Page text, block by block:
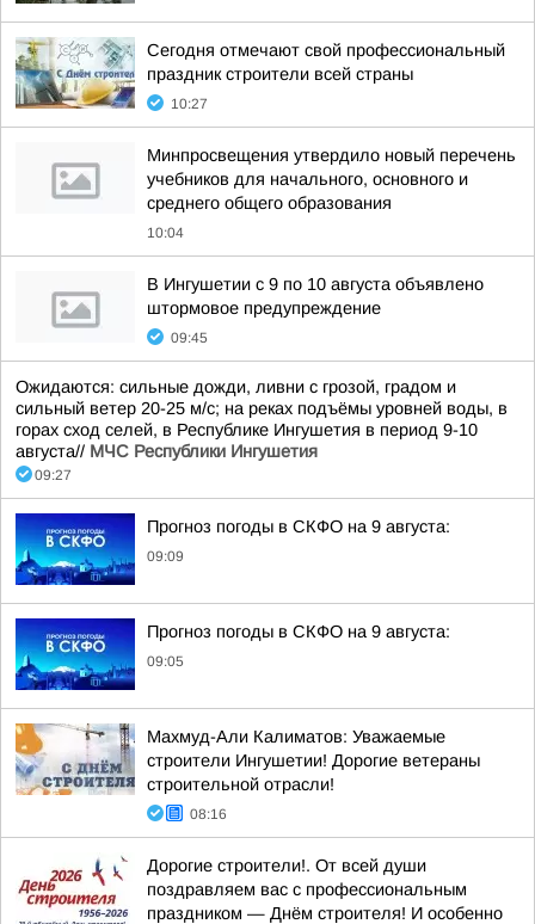
Сегодня отмечают свой профессиональный
праздник строители всей страны
10:27
Минпросвещения утвердило новый перечень
учебников для начального, основного и
среднего общего образования
10:04
В Ингушетии с 9 по 10 августа объявлено
штормовое предупреждение
09:45
Ожидаются: сильные дожди, ливни с грозой, градом и
сильный ветер 20-25 м/с; на реках подъёмы уровней воды, в
горах сход селей, в Республике Ингушетия в период 9-10
августа// МЧС Республики Ингушетия
09:27
Прогноз погоды в СКФО на 9 августа:
09:09
Прогноз погоды в СКФО на 9 августа:
09:05
Махмуд-Али Калиматов: Уважаемые
строители Ингушетии! Дорогие ветераны
строительной отрасли!
08:16
Дорогие строители!. От всей души
поздравляем вас с профессиональным
праздником — Днём строителя! И особенно